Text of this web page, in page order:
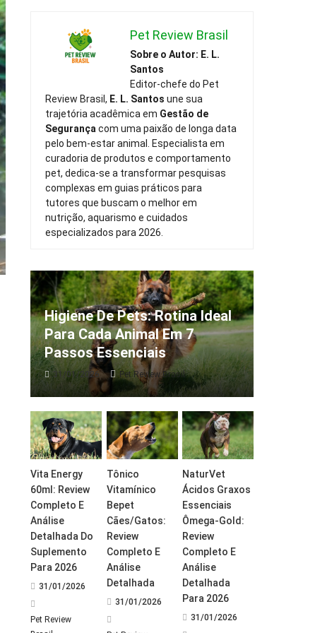
Pet Review Brasil
Sobre o Autor: E. L.
Santos
Editor-chefe do Pet
Review Brasil, E. L. Santos une sua
trajetória acadêmica em Gestão de
Segurançacom uma paixão de longa data
pelo bem-estar animal. Especialista em
curadoria de produtos e comportamento
pet, dedica-se a transformar pesquisas
complexas em guias práticos para
tutores que buscam o melhor em
nutrição, aquarismo e cuidados
especializados para 2026.
Higiene De Pets: Rotina Ideal
Para Cada Animal Em 7
Passos Essenciais
31/01/2026 Pet Review Brasil
Vita Energy
60ml: Review
Completo E
Análise
Detalhada Do
Suplemento
Para 2026
31/01/2026
Pet Review
Tônico
Vitamínico
Bepet
Cães/Gatos:
Review
Completo E
Análise
Detalhada
31/01/2026
NaturVet
Ácidos Graxos
Essenciais
Ômega-Gold:
Review
Completo E
Análise
Detalhada
Para 2026
31/01/2026